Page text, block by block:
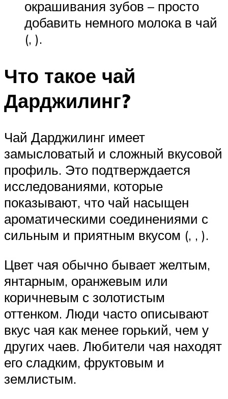
окрашивания зубов – просто
добавить немного молока в чай ​​
(, ).
Что такое чай
Дарджилинг?
Чай Дарджилинг имеет
замысловатый и сложный вкусовой
профиль. Это подтверждается
исследованиями, которые
показывают, что чай насыщен
ароматическими соединениями с
сильным и приятным вкусом (, , ).
Цвет чая обычно бывает желтым,
янтарным, оранжевым или
коричневым с золотистым
оттенком. Люди часто описывают
вкус чая как менее горький, чем у
других чаев. Любители чая находят
его сладким, фруктовым и
землистым.